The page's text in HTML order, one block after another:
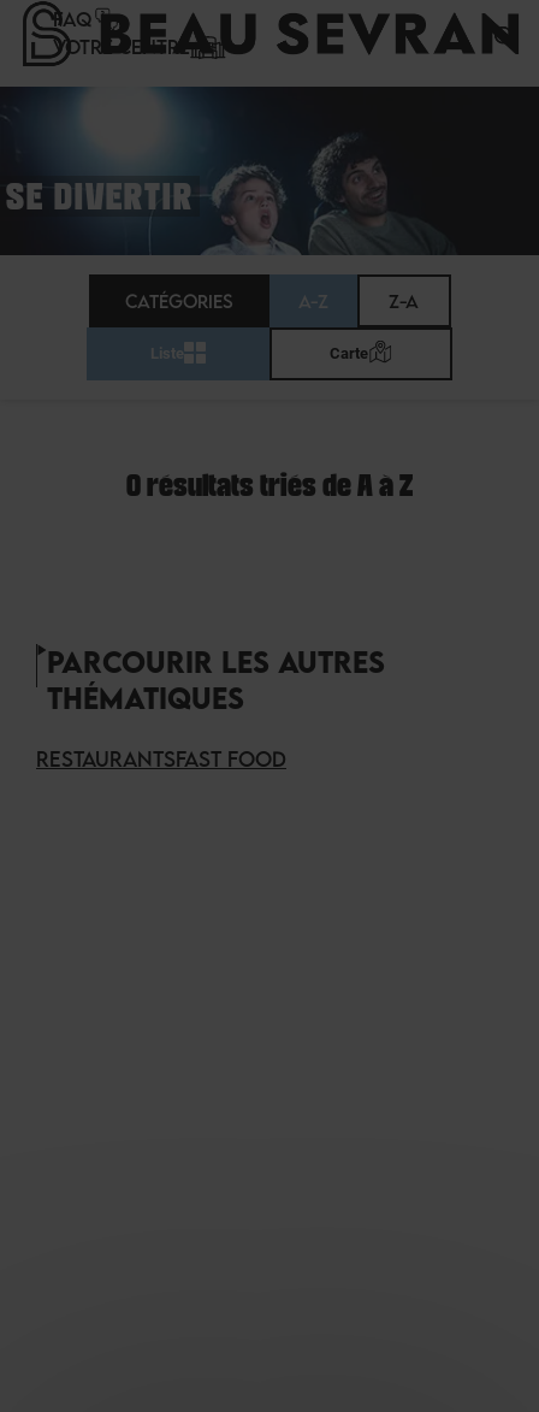
FAQ
VOTRE CENTRE
SE DIVERTIR
CATÉGORIES A-Z Z-A
Liste Carte
0 résultats triés de A à Z
PARCOURIR LES AUTRES
THÉMATIQUES
RESTAURANTSFAST FOOD
Panneau de gestion des cookies